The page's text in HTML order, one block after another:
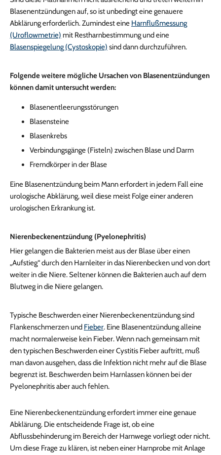
Blasenentzündungen auf, so ist unbedingt eine genauere
Abklärung erforderlich. Zumindest eine Harnflußmessung
(Uroflowmetrie) mit Restharnbestimmung und eine
Blasenspiegelung (Cystoskopie) sind dann durchzuführen.
Folgende weitere mögliche Ursachen von Blasenentzündungen
können damit untersucht werden:
Blasenentleerungsstörungen
Blasensteine
Blasenkrebs
Verbindungsgänge (Fisteln) zwischen Blase und Darm
Fremdkörper in der Blase
Eine Blasenentzündung beim Mann erfordert in jedem Fall eine
urologische Abklärung, weil diese meist Folge einer anderen
urologischen Erkrankung ist.
Nierenbeckenentzündung (Pyelonephritis)
Hier gelangen die Bakterien meist aus der Blase über einen
„Aufstieg“ durch den Harnleiter in das Nierenbecken und von dort
weiter in die Niere. Seltener können die Bakterien auch auf dem
Blutweg in die Niere gelangen.
Typische Beschwerden einer Nierenbeckenentzündung sind
Flankenschmerzen und Fieber. Eine Blasenentzündung alleine
macht normalerweise kein Fieber. Wenn nach gemeinsam mit
den typischen Beschwerden einer Cystitis Fieber auftritt, muß
man davon ausgehen, dass die Infektion nicht mehr auf die Blase
begrenzt ist. Beschwerden beim Harnlassen können bei der
Pyelonephritis aber auch fehlen.
Eine Nierenbeckenentzündung erfordert immer eine genaue
Abklärung. Die entscheidende Frage ist, ob eine
Abflussbehinderung im Bereich der Harnwege vorliegt oder nicht.
Um diese Frage zu klären, ist neben einer Harnprobe mit Anlage